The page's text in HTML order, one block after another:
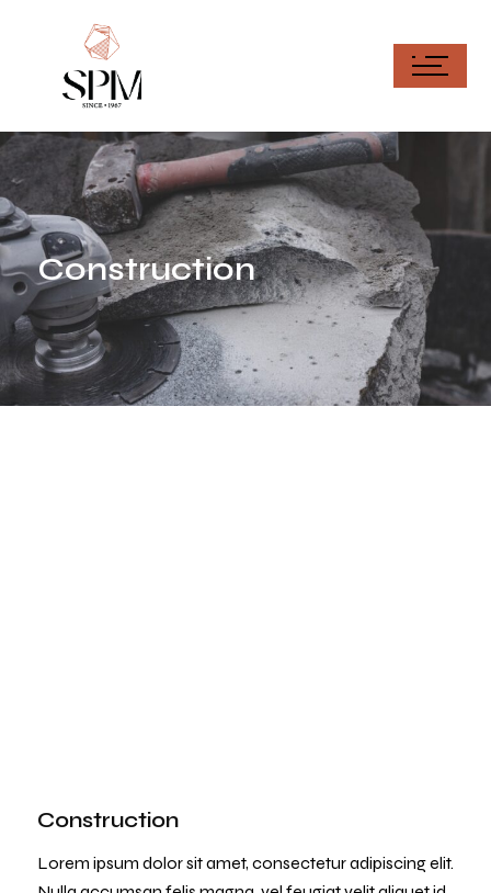
Construction
Construction
Lorem ipsum dolor sit amet, consectetur adipiscing elit.